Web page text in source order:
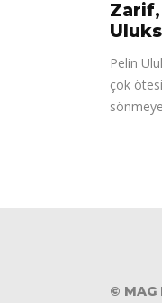
Pelin
çok
© MAG